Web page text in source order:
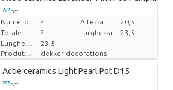
??? -,--
Prezzo x uno
Numero ? Altezza
20,5
Totale:
? Larghezza
23,5
23,5
Produttore
dekker decorations
Actie ceramics Light Pearl Pot D15
??? -,--